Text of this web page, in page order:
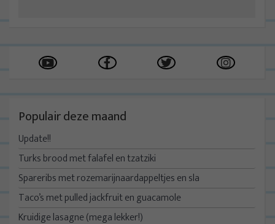
Populair deze maand
Update!!
Turks brood met falafel en tzatziki
Spareribs met rozemarijnaardappeltjes en sla
Taco’s met pulled jackfruit en guacamole
Kruidige lasagne (mega lekker!)